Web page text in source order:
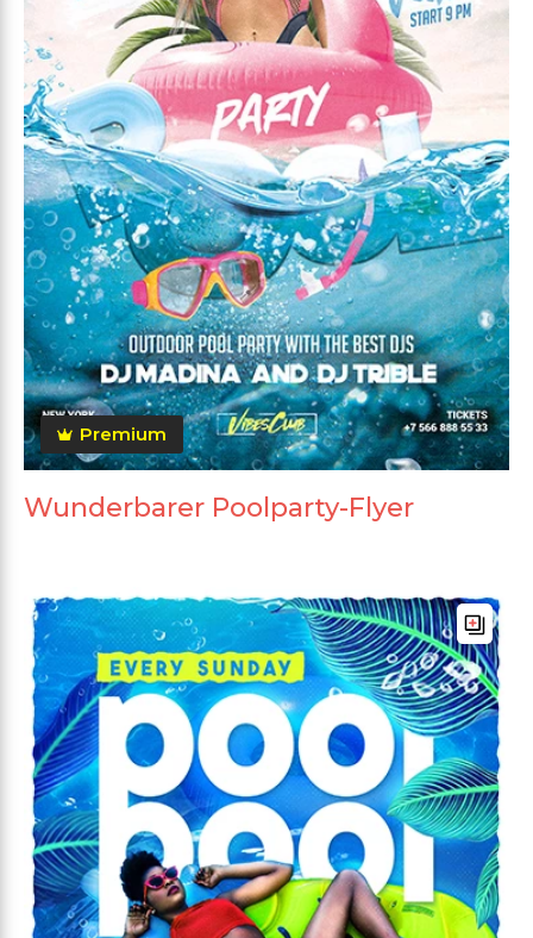
Premium
Wunderbarer Poolparty-Flyer